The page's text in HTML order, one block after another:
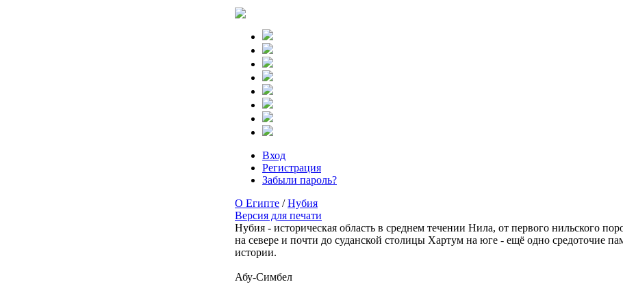
Вход
Регистрация
Забыли пароль?
О Египте /Нубия
Версия для печати
Нубия - историческая область в среднем течении Нила, от первого нильского
на севере и почти до суданской столицы Хартум на юге - ещё одно средоточие
истории.
Абу-Симбел